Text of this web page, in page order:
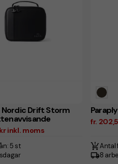
Nordic Drift Storm
inkl. moms
5 st
fr.
Antal
8